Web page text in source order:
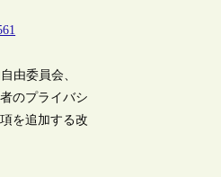
由委員会、
のプライバシ
を追加する改